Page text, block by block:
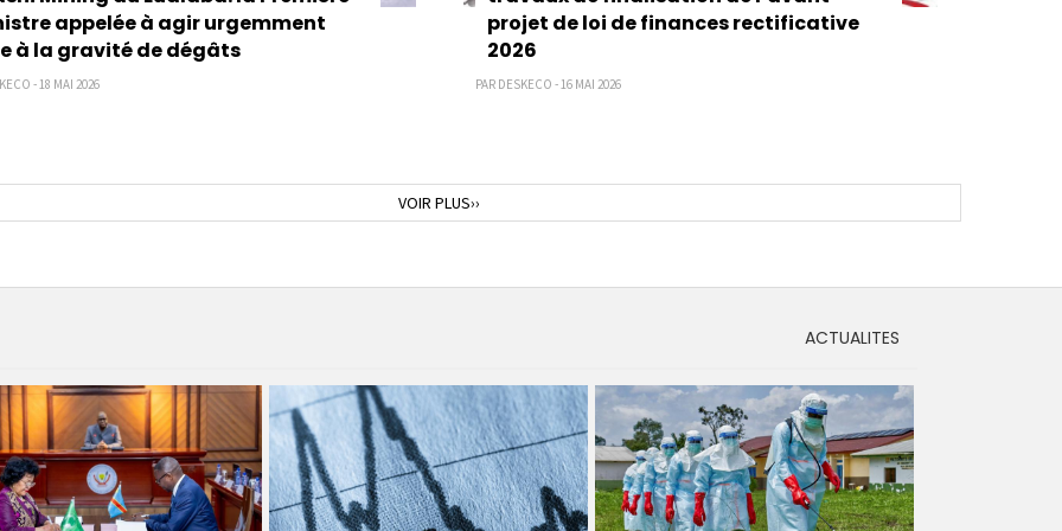
appelée à agir urgemment
à la gravité de dégâts
- 18 MAI 2026
projet de loi de finances rectificative
2026
PAR DESKECO - 16 MAI 2026
Page
suivante
VOIR PLUS››
ACTUALITES